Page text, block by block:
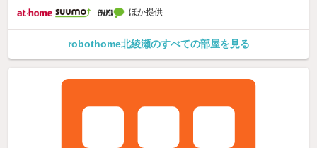
ほか提供
robothome北綾瀬のすべての部屋を見る